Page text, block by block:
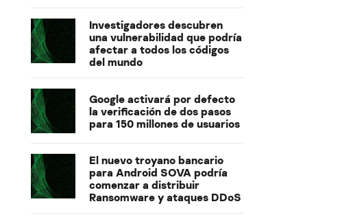
Investigadores descubren
una vulnerabilidad que podría
afectar a todos los códigos
del mundo
Google activará por defecto
la verificación de dos pasos
para 150 millones de usuarios
El nuevo troyano bancario
para Android SOVA podría
comenzar a distribuir
Ransomware y ataques DDoS